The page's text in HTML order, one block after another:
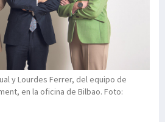
y Lourdes Ferrer, del equipo de
en la oficina de Bilbao. Foto: